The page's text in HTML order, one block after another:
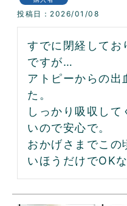
投稿日 2026/01/08
すでに閉経してお
ですが…
アトピーからの出
た。
しっかり吸収して
いので安心で。
おかげさまでこの
いほうだけでOK